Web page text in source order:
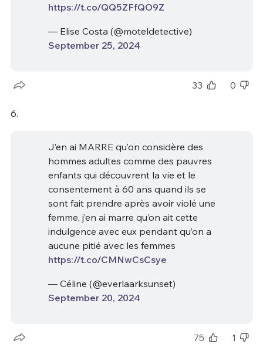
https://t.co/QQ5ZFfQO9Z
— Elise Costa (@moteldetective)
September 25, 2024
33 0
6.
J’en ai MARRE qu’on considère des
hommes adultes comme des pauvres
enfants qui découvrent la vie et le
consentement à 60 ans quand ils se
sont fait prendre après avoir violé une
femme, j’en ai marre qu’on ait cette
indulgence avec eux pendant qu’on a
aucune pitié avec les femmes
https://t.co/CMNwCsCsye
— Céline (@everlaarksunset)
September 20, 2024
75 1